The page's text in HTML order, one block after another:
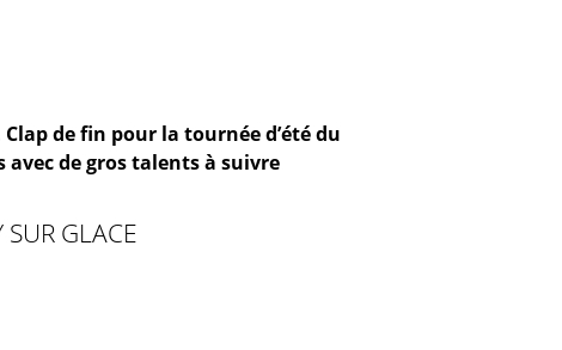
de fin pour la tournée d’été du
avec de gros talents à suivre
SUR GLACE